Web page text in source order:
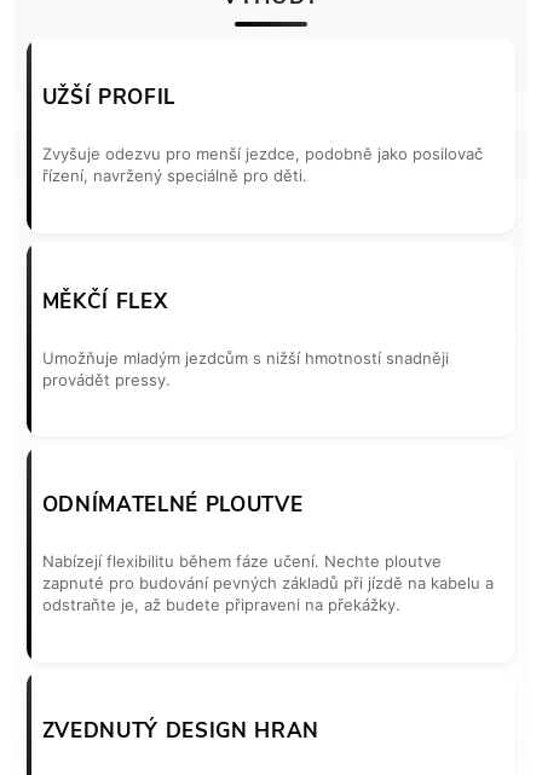
UŽŠÍ PROFIL
Zvyšuje odezvu pro menší jezdce, podobně jako posilovač
řízení, navržený speciálně pro děti.
MĚKČÍ FLEX
Umožňuje mladým jezdcům s nižší hmotností snadněji
provádět pressy.
ODNÍMATELNÉ PLOUTVE
Nabízejí flexibilitu během fáze učení. Nechte ploutve
zapnuté pro budování pevných základů při jízdě na kabelu a
odstraňte je, až budete připraveni na překážky.
ZVEDNUTÝ DESIGN HRAN